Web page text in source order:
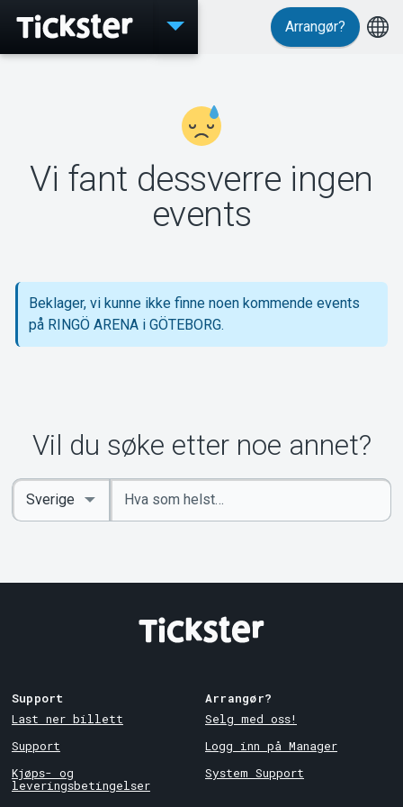
Events
MyTickster
Support
Arrangør?
Vi fant dessverre ingen
events
Beklager, vi kunne ikke finne noen kommende events
på RINGÖ ARENA i GÖTEBORG.
Vil du søke etter noe annet?
Angi
nøkkelord
Select
Country
Support
Last ner billett
Support
Kjøps- og
leveringsbetingelser
Arrangør?
Selg med oss!
Logg inn på Manager
System Support